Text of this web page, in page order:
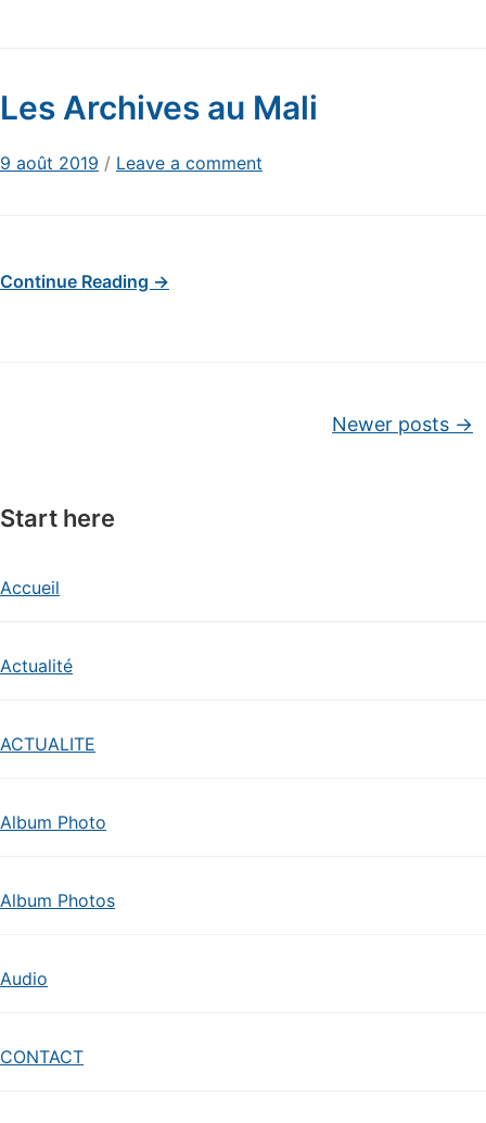
Start here
Accueil
Actualité
ACTUALITE
Album Photo
Album Photos
Audio
CONTACT
Les Archives au Mali
9 août 2019 / Leave a comment
Continue Reading →
Newer posts →